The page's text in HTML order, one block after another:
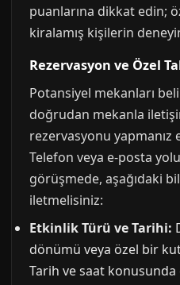
puanlarına dikkat edin;
kiralamış kişilerin
Rezervasyon ve Özel
Potansiyel mekanları
doğrudan mekanla
rezervasyonu yapmanız
Telefon veya e-posta
görüşmede, aşağıdaki
iletmelisiniz:
Etkinlik Türü ve Tarihi:
dönümü veya özel bir
Tarih ve saat